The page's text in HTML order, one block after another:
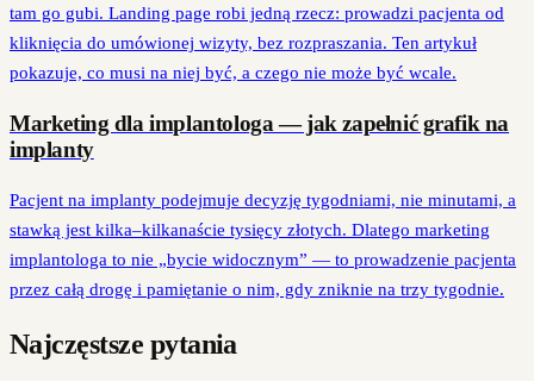
tam go gubi. Landing page robi jedną rzecz: prowadzi pacjenta od
kliknięcia do umówionej wizyty, bez rozpraszania. Ten artykuł
pokazuje, co musi na niej być, a czego nie może być wcale.
Marketing dla implantologa — jak zapełnić grafik na
implanty
Pacjent na implanty podejmuje decyzję tygodniami, nie minutami, a
stawką jest kilka–kilkanaście tysięcy złotych. Dlatego marketing
implantologa to nie „bycie widocznym” — to prowadzenie pacjenta
przez całą drogę i pamiętanie o nim, gdy zniknie na trzy tygodnie.
Najczęstsze pytania